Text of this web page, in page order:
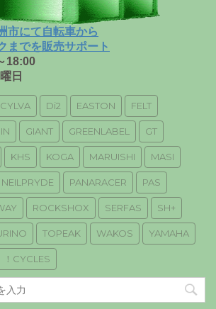
市にて自転車から
までを販売サポート
18:00
日
CYLVA Di2 EASTON FELT
GIANT GREENLABEL GT
KHS KOGA MARUISHI MASI
NEILPRYDE PANARACER PAS
ROCKSHOX SERFAS SH+
TOPEAK WAKOS YAMAHA
！CYCLES